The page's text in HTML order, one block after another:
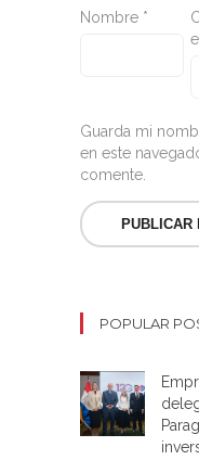
Nombre *
Guarda mi
en este
comente.
POPULAR